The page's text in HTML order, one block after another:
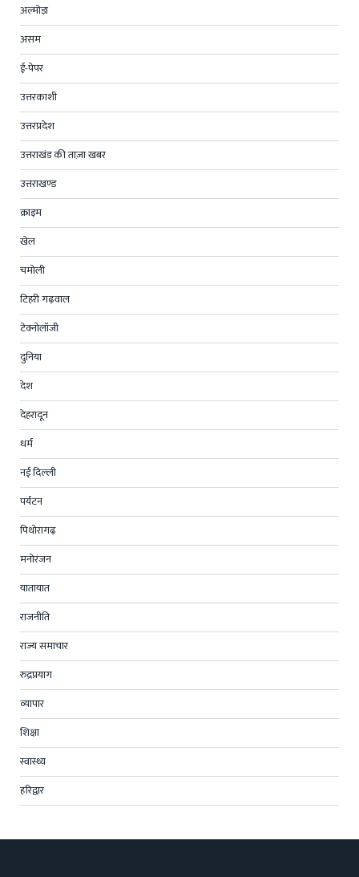
अल्मोड़ा
असम
ई-पेपर
उत्तरकाशी
उत्तरप्रदेश
उत्तराखंड की ताज़ा खबर
उत्तराखण्ड
क्राइम
खेल
चमोली
टिहरी गढ़वाल
टेक्नोलॉजी
दुनिया
देश
देहरादून
धर्म
नई दिल्ली
पर्यटन
पिथोरागढ़
मनोरंजन
यातायात
राजनीति
राज्य समाचार
रुद्रप्रयाग
व्यापार
शिक्षा
स्वास्थ्य
हरिद्वार